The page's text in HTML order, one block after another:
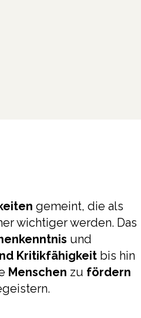
gemeint, die als
wichtiger werden. Das
und
Kritikfähigkeit bis hin
Menschen zu fördern